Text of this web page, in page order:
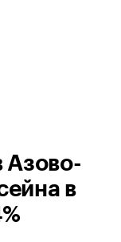
Азово-
в